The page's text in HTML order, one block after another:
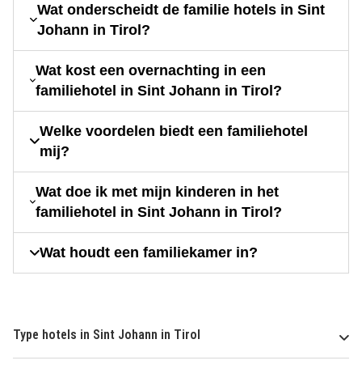
Wat onderscheidt de familie hotels in Sint
Johann in Tirol?
Wat kost een overnachting in een
familiehotel in Sint Johann in Tirol?
Welke voordelen biedt een familiehotel
mij?
Wat doe ik met mijn kinderen in het
familiehotel in Sint Johann in Tirol?
Wat houdt een familiekamer in?
Type hotels in Sint Johann in Tirol